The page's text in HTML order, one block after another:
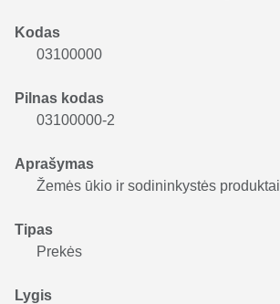
Kodas
03100000
Pilnas kodas
03100000-2
Aprašymas
Žemės ūkio ir sodininkystės produktai
Tipas
Prekės
Lygis